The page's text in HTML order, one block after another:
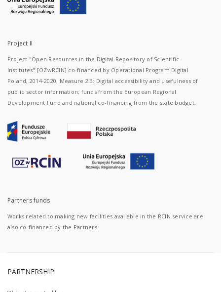
Project II
Project "Open Resources in the Digital Repository of Scientific
Institutes" [OZwRCIN] co-financed by Operational Program Digital
Poland, 2014-2020, Measure 2.3: Digital accessibility and usefulness of
public sector information; funds from the European Regional
Development Fund and national co-financing from the state budget.
Partners funds
Works related to making new facilities available in the RCIN service are
also co-financed by the Partners.
PARTNERSHIP: